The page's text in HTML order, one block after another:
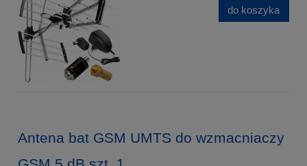
do koszyka
Antena bat GSM UMTS do wzmacniaczy